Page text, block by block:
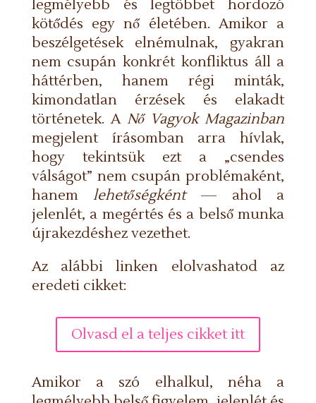
legmélyebb és legtöbbet hordozó
kötődés egy nő életében. Amikor a
beszélgetések elnémulnak, gyakran
nem csupán konkrét konfliktus áll a
háttérben, hanem régi minták,
kimondatlan érzések és elakadt
történetek. A Nő Vagyok Magazinban
megjelent írásomban arra hívlak,
hogy tekintsük ezt a „csendes
válságot” nem csupán problémaként,
hanem lehetőségként— ahol a
jelenlét, a megértés és a belső munka
újrakezdéshez vezethet.
Az alábbi linken elolvashatod az
eredeti cikket:
Olvasd el a teljes cikket itt
Amikor a szó elhalkul, néha a